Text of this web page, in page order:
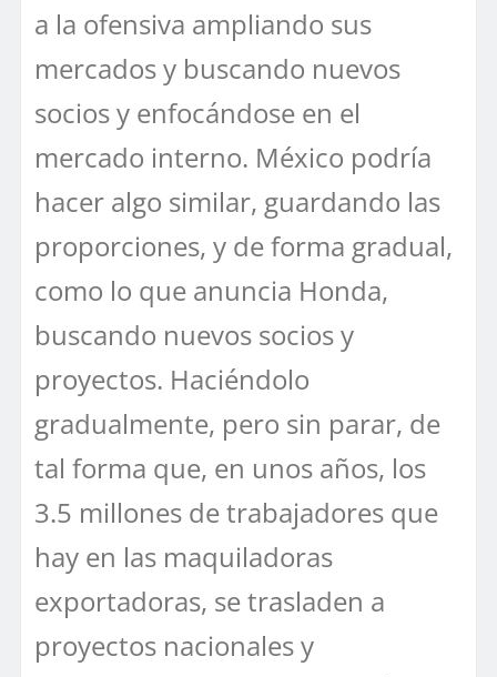
a la ofensiva ampliando sus
mercados y buscando nuevos
socios y enfocándose en el
mercado interno. México podría
hacer algo similar, guardando las
proporciones, y de forma gradual,
como lo que anuncia Honda,
buscando nuevos socios y
proyectos. Haciéndolo
gradualmente, pero sin parar, de
tal forma que, en unos años, los
3.5 millones de trabajadores que
hay en las maquiladoras
exportadoras, se trasladen a
proyectos nacionales y